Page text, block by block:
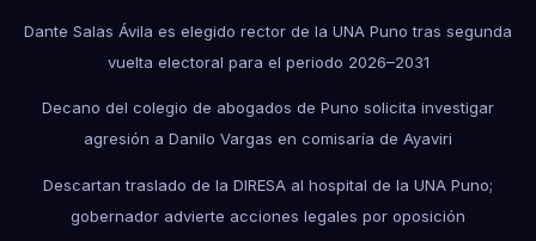
Dante Salas Ávila es elegido rector de la UNA Puno tras segunda
vuelta electoral para el periodo 2026–2031
Decano del colegio de abogados de Puno solicita investigar
agresión a Danilo Vargas en comisaría de Ayaviri
Descartan traslado de la DIRESA al hospital de la UNA Puno;
gobernador advierte acciones legales por oposición